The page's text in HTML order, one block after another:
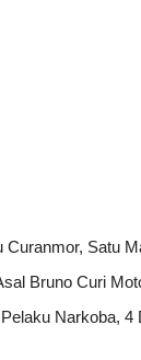
Satu
Bruno Curi
Narkoba, 4